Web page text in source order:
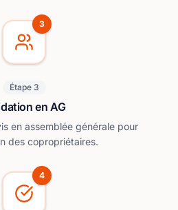
3
Étape 3
en AG
en assemblée générale pour
des copropriétaires.
4